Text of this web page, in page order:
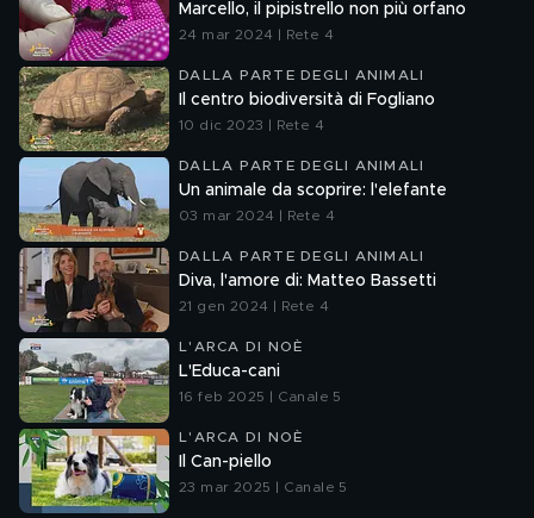
Marcello, il pipistrello non più orfano
24 mar 2024 | Rete 4
DALLA PARTE DEGLI ANIMALI
Il centro biodiversità di Fogliano
10 dic 2023 | Rete 4
DALLA PARTE DEGLI ANIMALI
Un animale da scoprire: l'elefante
03 mar 2024 | Rete 4
DALLA PARTE DEGLI ANIMALI
Diva, l'amore di: Matteo Bassetti
21 gen 2024 | Rete 4
L'ARCA DI NOÈ
L'Educa-cani
16 feb 2025 | Canale 5
L'ARCA DI NOÈ
Il Can-piello
23 mar 2025 | Canale 5